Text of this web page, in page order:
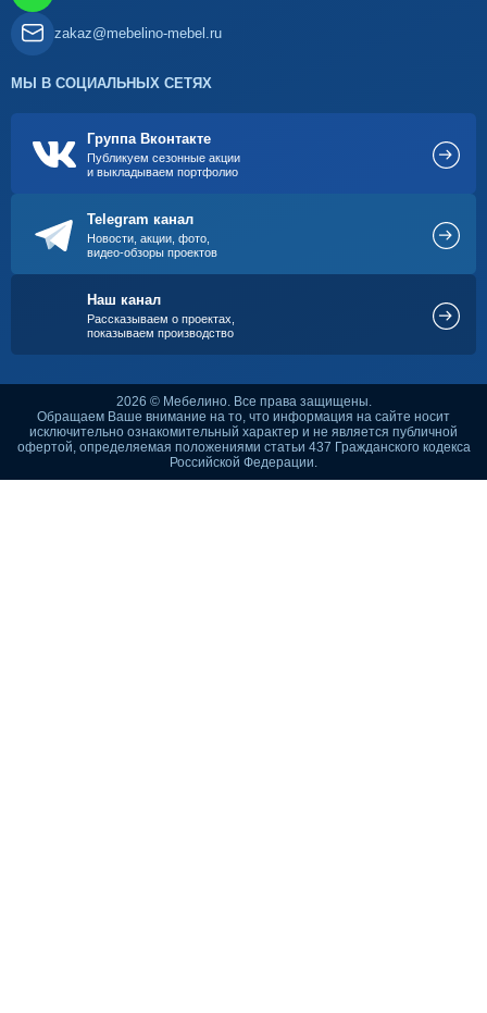
zakaz@mebelino-mebel.ru
МЫ В СОЦИАЛЬНЫХ СЕТЯХ
Группа Вконтакте
Публикуем сезонные акции
и выкладываем портфолио
Telegram канал
Новости, акции, фото,
видео-обзоры проектов
Наш канал
Рассказываем о проектах,
показываем производство
2026 © Мебелино. Все права защищены.
Обращаем Ваше внимание на то, что информация на сайте носит
исключительно ознакомительный характер и не является публичной
офертой, определяемая положениями статьи 437 Гражданского кодекса
Российской Федерации.